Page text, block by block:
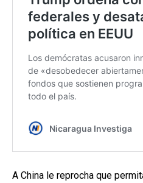
A China le reprocha que